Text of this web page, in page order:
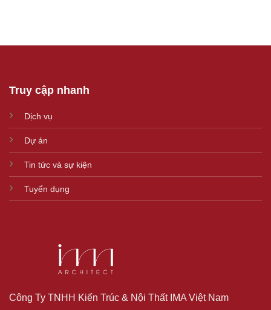
Truy cập nhanh
Dịch vụ
Dự án
Tin tức và sự kiện
Tuyển dụng
Công Ty TNHH Kiến Trúc & Nội Thất IMA Việt Nam